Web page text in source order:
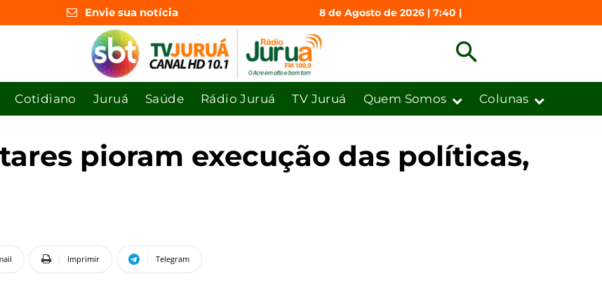
Envie sua notícia 8 de Agosto de 2026 | 7:40 |
Cotidiano Juruá Saúde Rádio Juruá TV Juruá Quem Somos Colunas
pioram execução das políticas,
Imprimir Telegram